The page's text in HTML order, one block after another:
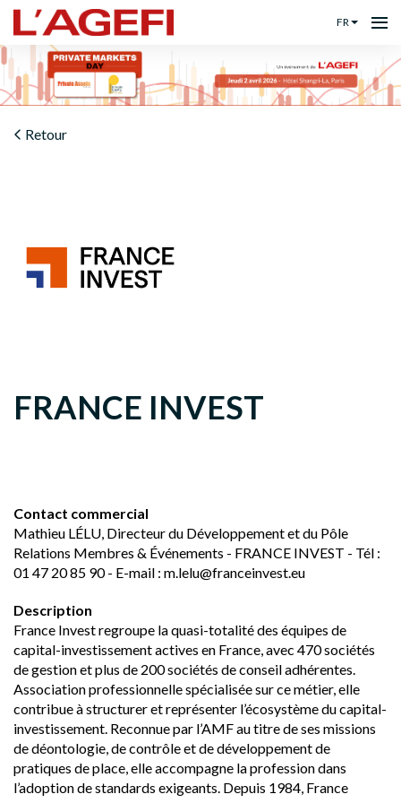
FR
Retour
FRANCE INVEST
Contact commercial
Mathieu LÉLU, Directeur du Développement et du Pôle
Relations Membres & Événements - FRANCE INVEST - Tél :
01 47 20 85 90 - E-mail : m.lelu@franceinvest.eu
Description
France Invest regroupe la quasi-totalité des équipes de
capital-investissement actives en France, avec 470 sociétés
de gestion et plus de 200 sociétés de conseil adhérentes.
Association professionnelle spécialisée sur ce métier, elle
contribue à structurer et représenter l’écosystème du capital-
investissement. Reconnue par l’AMF au titre de ses missions
de déontologie, de contrôle et de développement de
pratiques de place, elle accompagne la profession dans
l’adoption de standards exigeants. Depuis 1984, France